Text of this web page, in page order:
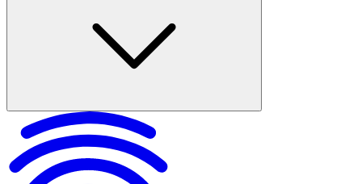
Siber Zorbalığın Tanımı ve Türleri
Türkiye'deki Hukuki Çerçeve
Cezai Yaptırımlar ve Uygulama Alanları
Korunma ve Önleme Yöntemleri
Siber Zorbalık Mağdurları İçin Hukuki Destek